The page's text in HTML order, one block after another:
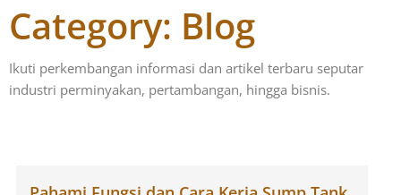
Category: Blog
Ikuti perkembangan informasi dan artikel terbaru seputar
industri perminyakan, pertambangan, hingga bisnis.